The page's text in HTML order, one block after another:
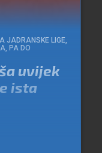
JADRANSKE LIGE,
PA DO
uvijek
ista